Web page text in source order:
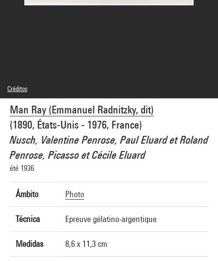
Man Ray (Emmanuel Radnitzky, dit)
(1890, États-Unis - 1976, France)
Nusch, Valentine Penrose, Paul Eluard et Roland
Penrose, Picasso et Cécile Eluard
été 1936
Ámbito Photo
Técnica Epreuve gélatino-argentique
Medidas 8,6 x 11,3 cm
Créditos
© Man Ray Trust / Adagp, Paris
Créditos fotográficos : Centre Pompidou, MNAM-CCI/Guy Carrard/Dist.
GrandPalaisRmn
Referencia de la imagen : 4N50372
Difusión de la imagen :GrandPalaisRmnPhoto